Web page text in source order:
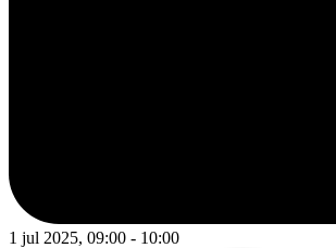
1 jul 2025, 09:00 - 10:00